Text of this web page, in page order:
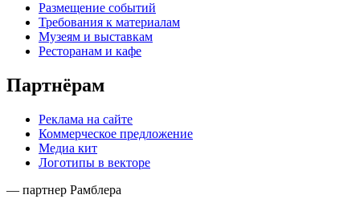
Размещение событий
Требования к материалам
Музеям и выставкам
Ресторанам и кафе
Партнёрам
Реклама на сайте
Коммерческое предложение
Медиа кит
Логотипы в векторе
— партнер Рамблера